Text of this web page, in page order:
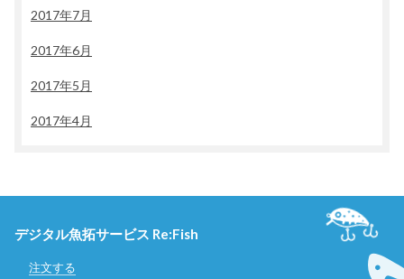
2017年7月
2017年6月
2017年5月
2017年4月
デジタル魚拓サービス Re:Fish
注文する